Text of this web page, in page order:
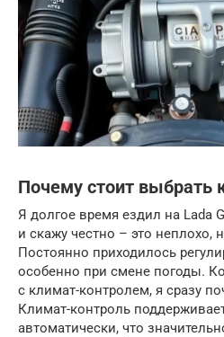
Почему стоит выбрать
Я долгое время ездил на Lada
и скажу честно – это неплохо,
Постоянно приходилось
особенно при смене погоды.
с климат-контролем, я сразу
Климат-контроль
автоматически, что